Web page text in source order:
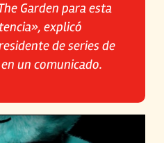
Garden para esta
explicó
de series de
un comunicado.